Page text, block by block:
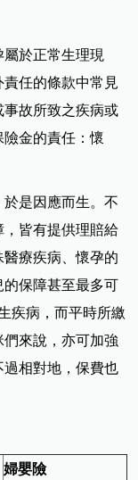
屬於正常生理現
任的條款中常見
故所致之疾病或
金的責任：懷
是因應而生。不
皆有提供理賠給
療疾病、懷孕的
保障甚至最多可
疾病，而平時所繳
來說，亦可加強
相對地，保費也
婦嬰險